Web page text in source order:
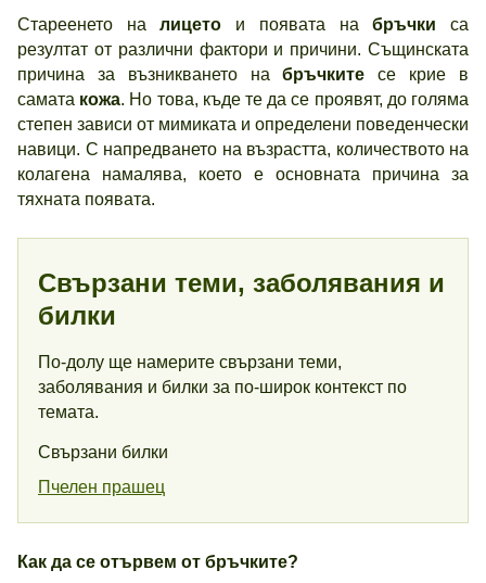
Стареенето налицето и появата набръчки са
резултат от различни фактори и причини. Същинската
причина за възникването набръчките се крие в
самата кожа. Но това, къде те да се проявят, до голяма
степен зависи от мимиката и определени поведенчески
навици. С напредването на възрастта, количеството на
колагена намалява, което е основната причина за
тяхната появата.
Свързани теми, заболявания и
билки
По-долу ще намерите свързани теми,
заболявания и билки за по-широк контекст по
темата.
Свързани билки
Пчелен прашец
Как да се отървем от бръчките?